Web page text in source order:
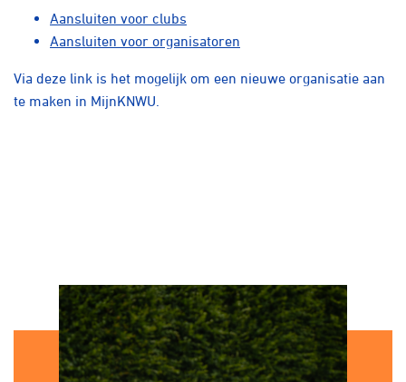
Aansluiten voor clubs
Aansluiten voor organisatoren
Via deze link is het mogelijk om een nieuwe organisatie aan
te maken in MijnKNWU.